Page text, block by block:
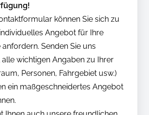
können Sie sich zu
Angebot für Ihre
anfordern. Senden Sie uns
wichtigen Angaben zu Ihrer
Personen, Fahrgebiet usw.)
ein maßgeschneidertes Angebot